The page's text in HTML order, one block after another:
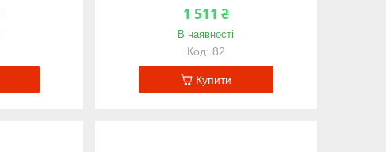
1 511 ₴
В наявності
82
Купити